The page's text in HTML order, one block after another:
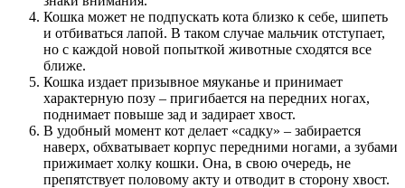
Кошка может не подпускать кота близко к себе, шипеть
и отбиваться лапой. В таком случае мальчик отступает,
но с каждой новой попыткой животные сходятся все
ближе.
Кошка издает призывное мяуканье и принимает
характерную позу – пригибается на передних ногах,
поднимает повыше зад и задирает хвост.
В удобный момент кот делает «садку» – забирается
наверх, обхватывает корпус передними ногами, а зубами
прижимает холку кошки. Она, в свою очередь, не
препятствует половому акту и отводит в сторону хвост.